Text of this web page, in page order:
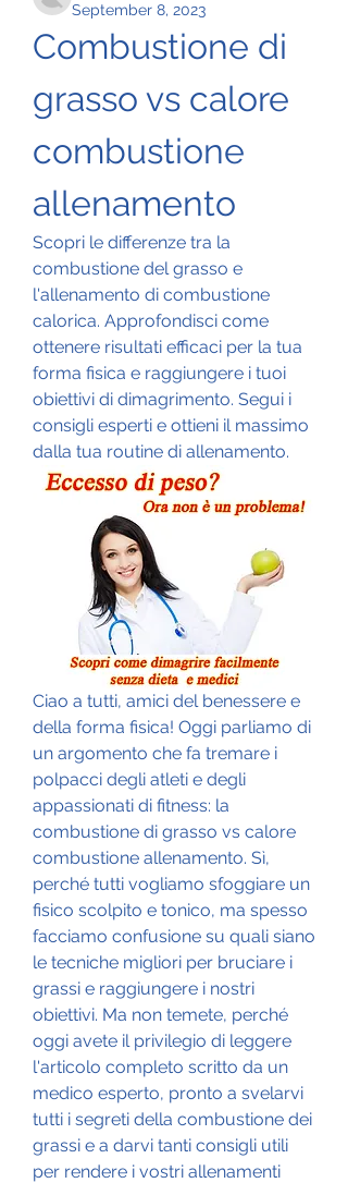
September 8, 2023
Combustione di
grasso vs calore
combustione
allenamento
Scopri le differenze tra la
combustione del grasso e
l'allenamento di combustione
calorica. Approfondisci come
ottenere risultati efficaci per la tua
forma fisica e raggiungere i tuoi
obiettivi di dimagrimento. Segui i
consigli esperti e ottieni il massimo
dalla tua routine di allenamento.
Ciao a tutti, amici del benessere e
della forma fisica! Oggi parliamo di
un argomento che fa tremare i
polpacci degli atleti e degli
appassionati di fitness: la
combustione di grasso vs calore
combustione allenamento. Sì,
perché tutti vogliamo sfoggiare un
fisico scolpito e tonico, ma spesso
facciamo confusione su quali siano
le tecniche migliori per bruciare i
grassi e raggiungere i nostri
obiettivi. Ma non temete, perché
oggi avete il privilegio di leggere
l'articolo completo scritto da un
medico esperto, pronto a svelarvi
tutti i segreti della combustione dei
grassi e a darvi tanti consigli utili
per rendere i vostri allenamenti